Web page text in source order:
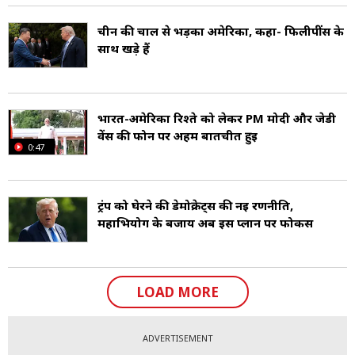
मेडिकल रिसर्च और आर्टिफिशियल इंटेलिजेंस के क्षेत्रों में
भी अग्रणी है.
स्क्वैश और मेपल सिरप जैसे स्वदेशी और गैर-यूरोपीय
खाद्य पदार्थों का इस्तेमाल होता था. बाद में, अप्रवासियों ने
अमेरिका में थैंक्सगिविंग डे पर पारंपरिक खाद्य पदार्थ
बनाए और खरीदे जाते हैं. अमेरिकी फास्ट फूड उद्योग
डोनट्स, फ्रेंच फ्राइज, मैकरोनी, पनीर, आइसक्रीम,
पिज्जा, हैमबर्गर और हॉट डॉग खास अमेरिकी व्यंजन हैं
चीन की चाल से भड़का अमेरिका, कहा- फिलीपींस के
साथ खड़े हैं
0:47
भारत-अमेरिका रिश्ते को लेकर PM मोदी और जेडी
वेंस की फोन पर अहम बातचीत हुई
ट्रंप को घेरने की डेमोक्रेट्स की नई रणनीति,
महाभियोग के बजाय अब इस प्लान पर फोकस
LOAD MORE
ADVERTISEMENT